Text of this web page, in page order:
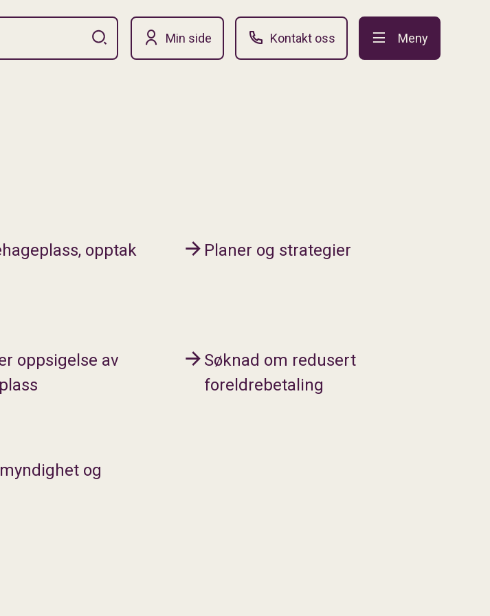
Min side Kontakt oss Meny
opptak
Planer og strategier
oppsigelse av
Søknad om redusert
foreldrebetaling
og